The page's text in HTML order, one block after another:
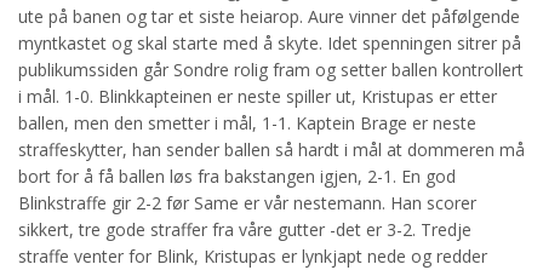
ute på banen og tar et siste heiarop. Aure vinner det påfølgende
myntkastet og skal starte med å skyte. Idet spenningen sitrer på
publikumssiden går Sondre rolig fram og setter ballen kontrollert
i mål. 1-0. Blinkkapteinen er neste spiller ut, Kristupas er etter
ballen, men den smetter i mål, 1-1. Kaptein Brage er neste
straffeskytter, han sender ballen så hardt i mål at dommeren må
bort for å få ballen løs fra bakstangen igjen, 2-1. En god
Blinkstraffe gir 2-2 før Same er vår nestemann. Han scorer
sikkert, tre gode straffer fra våre gutter -det er 3-2. Tredje
straffe venter for Blink, Kristupas er lynkjapt nede og redder